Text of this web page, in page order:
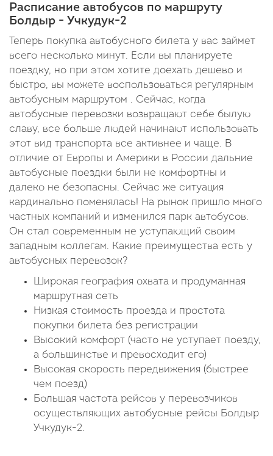
Расписание автобусов по маршруту
Болдыр - Учкудук-2
Теперь покупка автобусного билета у вас займет
всего несколько минут. Если вы планируете
поездку, но при этом хотите доехать дешево и
быстро, вы можете воспользоваться регулярным
автобусным маршрутом . Сейчас, когда
автобусные перевозки возвращают себе былую
славу, все больше людей начинают использовать
этот вид транспорта все активнее и чаще. В
отличие от Европы и Америки в России дальние
автобусные поездки были не комфортны и
далеко не безопасны. Сейчас же ситуация
кардинально поменялась! На рынок пришло много
частных компаний и изменился парк автобусов.
Он стал современным не уступающий своим
западным коллегам. Какие преимущества есть у
автобусных перевозок?
Широкая география охвата и продуманная
маршрутная сеть
Низкая стоимость проезда и простота
покупки билета без регистрации
Высокий комфорт (часто не уступает поезду,
а большинстве и превосходит его)
Высокая скорость передвижения (быстрее
чем поезд)
Большая частота рейсов у перевозчиков
осуществляющих автобусные рейсы Болдыр
Учкудук-2.